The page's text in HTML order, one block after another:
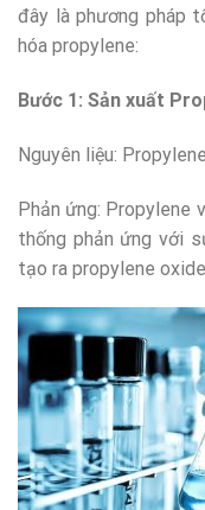
đây là phương pháp
hóa propylene:
Bước 1: Sản xuất
Nguyên liệu:
Phản ứng: Propylene
thống phản ứng với
tạo ra propylene oxide